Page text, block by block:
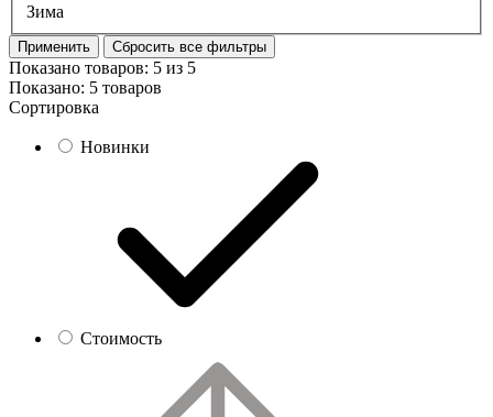
Зима
Применить Сбросить все фильтры
Показано товаров: 5 из 5
Показано: 5 товаров
Сортировка
Новинки
Стоимость